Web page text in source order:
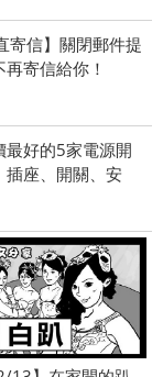
寄信】關閉郵件提
寄信給你！
最好的5家電源開
座、開關、安